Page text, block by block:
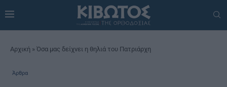
Αρχική » Όσα μας δείχνει η θηλιά του Πατριάρχη
Άρθρα